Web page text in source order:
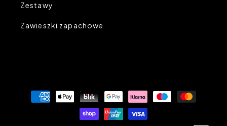
Zestawy
Zawieszki zapachowe
Metody
płatności